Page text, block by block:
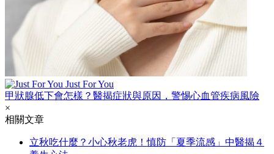
Just For You
甲狀腺低下會怎樣？醫揭症狀與原因，警惕心血管疾病風險
×
相關文章
立秋吃什麼？小心秋老虎！慎防「夏季流感」中醫揭４